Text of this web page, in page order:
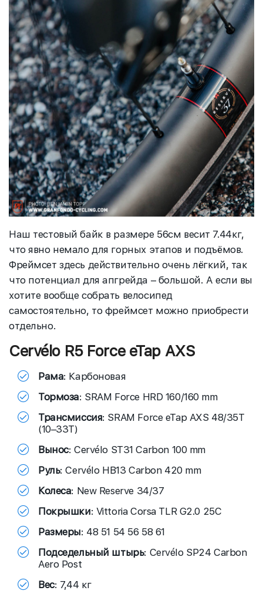
Наш тестовый байк в размере 56см весит 7.44кг,
что явно немало для горных этапов и подъёмов.
Фреймсет здесь действительно очень лёгкий, так
что потенциал для апгрейда – большой. А если вы
хотите вообще собрать велосипед
самостоятельно, то фреймсет можно приобрести
отдельно.
Cervélo R5 Force eTap AXS
Рама: Карбоновая
Тормоза: SRAM Force HRD 160/160 mm
Трансмиссия: SRAM Force eTap AXS 48/35T
(10–33T)
Вынос: Cervélo ST31 Carbon 100 mm
Руль: Cervélo HB13 Carbon 420 mm
Колеса: New Reserve 34/37
Покрышки: Vittoria Corsa TLR G2.0 25C
Размеры: 48 51 54 56 58 61
Подседельный штырь: Cervélo SP24 Carbon
Aero Post
Вес: 7,44 кг